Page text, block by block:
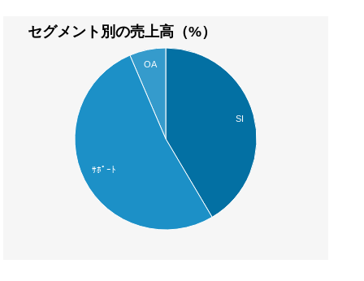
セグメント別の売上高（%）
SI
OA
ｻﾎﾟｰﾄ